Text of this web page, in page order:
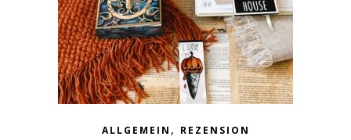
ALLGEMEIN , REZENSION